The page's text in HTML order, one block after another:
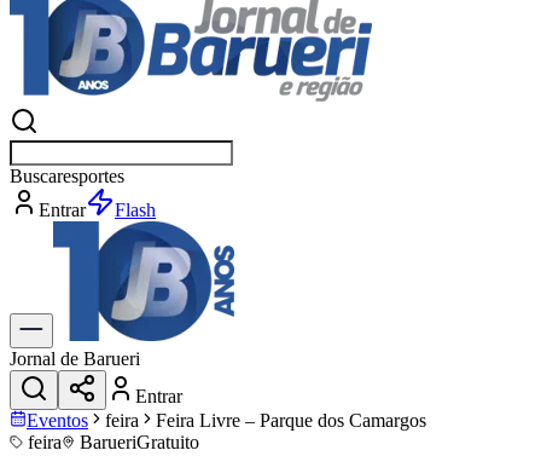
Buscarespo
Entrar
Flash
Jornal de Barueri
Entrar
Eventos
feira
Feira Livre – Parque dos Camargos
feira
BarueriGratuito